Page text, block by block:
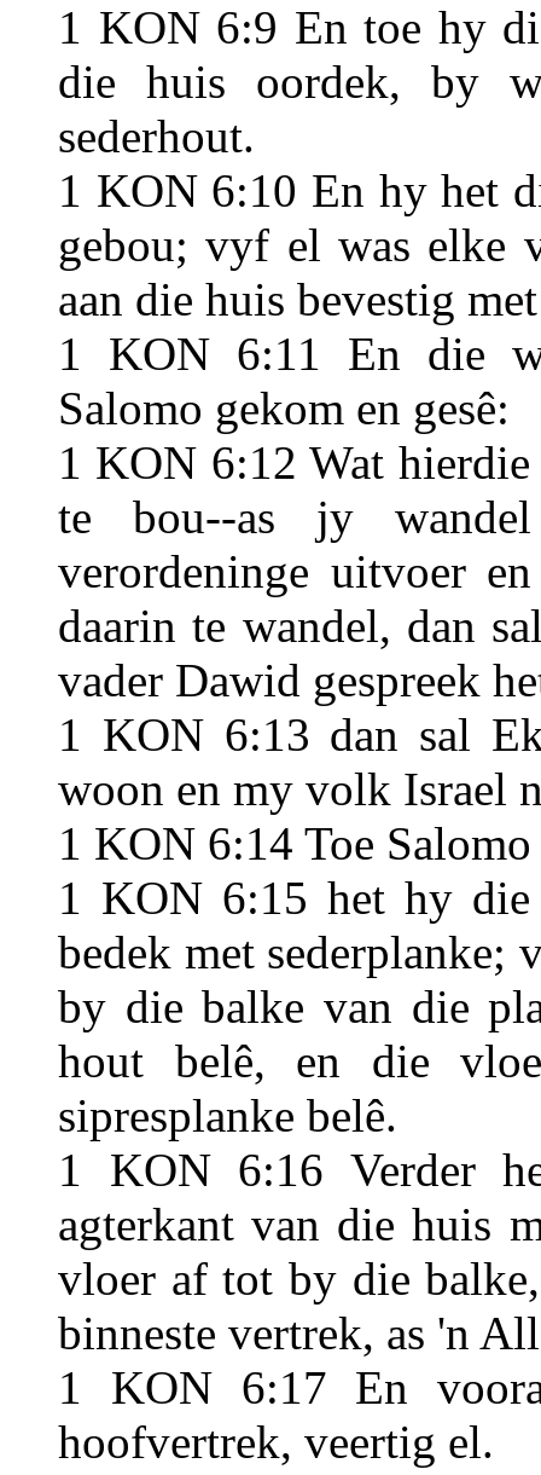
1 KON 6:9 En toe hy
die huis oordek, by
sederhout.
1 KON 6:10 En hy het
gebou; vyf el was elke
aan die huis bevestig
1 KON 6:11 En die
Salomo gekom en gesê:
1 KON 6:12 Wat
te bou--as jy
verordeninge uitvoer
daarin te wandel, dan
vader Dawid gespreek
1 KON 6:13 dan sal
woon en my volk Israel
1 KON 6:14 Toe
1 KON 6:15 het hy
bedek met sederplanke;
by die balke van die
hout belê, en die
sipresplanke belê.
1 KON 6:16 Verder
agterkant van die huis
vloer af tot by die
binneste vertrek, as 'n
1 KON 6:17 En
hoofvertrek, veertig el.